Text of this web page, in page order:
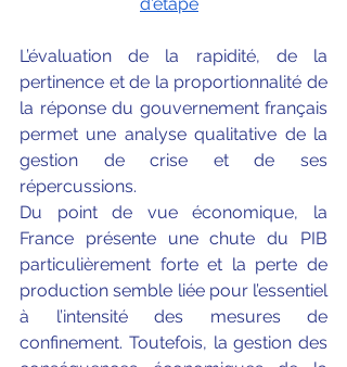
L’évaluation de la rapidité, de la
pertinence et de la proportionnalité de
la réponse du gouvernement français
permet une analyse qualitative de la
gestion de crise et de ses
répercussions.
Du point de vue économique, la
France présente une chute du PIB
particulièrement forte et la perte de
production semble liée pour l’essentiel
à l’intensité des mesures de
confinement. Toutefois, la gestion des